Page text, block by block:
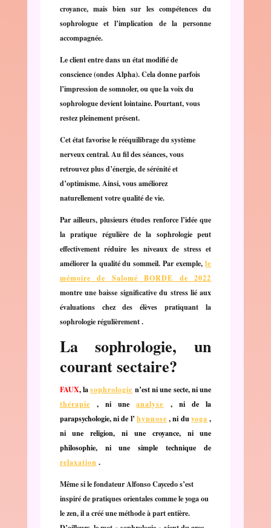
croyance, mais bien sur les compétences du
sophrologue et l’implication de la personne
accompagnée.
Le client entre dans un état modifié de
conscience (ondes Alpha). Cela donne parfois
l’impression de somnoler, ou que la voix du
sophrologue devient lointaine. Pourtant, vous
restez pleinement présent.
Cet état favorise le rééquilibrage du système
nerveux central. Au fil des séances, vous
retrouvez plus d’énergie, de sérénité et
d’optimisme. Ainsi, vous améliorez
naturellement votre qualité de vie.
Par ailleurs, plusieurs études renforce l’idée que
la pratique régulière de la sophrologie peut
effectivement réduire les niveaux de stress et
améliorer la qualité du sommeil. Par exemple,le
mémoire de Salomé BORDE de 2022
montre une baisse significative du stress lié aux
évaluations chez des élèves pratiquant la
sophrologie régulièrement .
La sophrologie, un
courant sectaire?
FAUX, lasophrologie n’est ni une secte, ni une
thérapie , ni uneanalyse , ni de la
parapsychologie, ni de l’ hypnose , ni duyoga ,
ni une religion, ni une croyance, ni une
philosophie, ni une simple technique de
relaxation .
Même si le fondateur Alfonso Caycedo s’est
inspiré de pratiques orientales comme le yoga ou
le zen, il a créé une méthode à part entière.